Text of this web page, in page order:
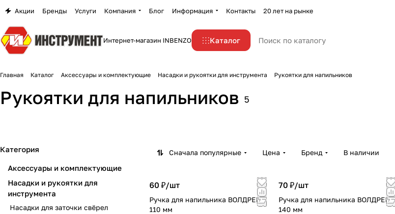
Акции Бренды Услуги Компания Блог Информация Контакты 20 лет на рынке
Интернет-магазин INBENZO Каталог
Главная Каталог Аксессуары и комплектующие Насадки и рукоятки для инструмента Рукоятки для напильников
Рукоятки для напильников 5
Сначала популярные Цена Бренд В наличии
60 ₽/шт
Ручка для напильника ВОЛДРЕВЪ
110 мм
70 ₽/шт
Ручка для напильника ВОЛДРЕВЪ
140 мм
Категория
Аксессуары и комплектующие
Насадки и рукоятки для
инструмента
Насадки для заточки свёрел